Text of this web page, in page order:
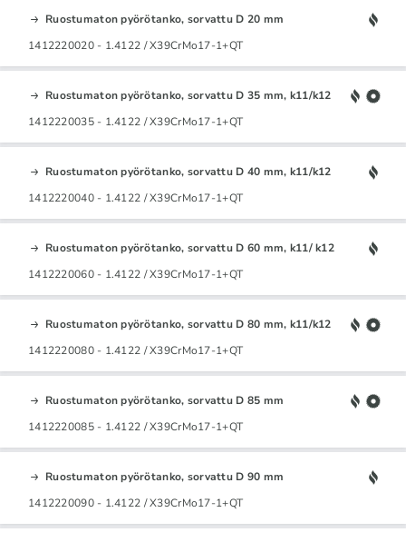
Ruostumaton pyörötanko, sorvattu D 20 mm
1412220020 - 1.4122 / X39CrMo17-1+QT
Ruostumaton pyörötanko, sorvattu D 35 mm, k11/k12
1412220035 - 1.4122 / X39CrMo17-1+QT
Ruostumaton pyörötanko, sorvattu D 40 mm, k11/k12
1412220040 - 1.4122 / X39CrMo17-1+QT
Ruostumaton pyörötanko, sorvattu D 60 mm, k11/ k12
1412220060 - 1.4122 / X39CrMo17-1+QT
Ruostumaton pyörötanko, sorvattu D 80 mm, k11/k12
1412220080 - 1.4122 / X39CrMo17-1+QT
Ruostumaton pyörötanko, sorvattu D 85 mm
1412220085 - 1.4122 / X39CrMo17-1+QT
Ruostumaton pyörötanko, sorvattu D 90 mm
1412220090 - 1.4122 / X39CrMo17-1+QT